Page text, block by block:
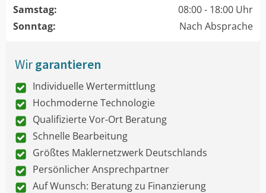
Samstag:
08:00 - 18:00 Uhr
Sonntag:
Nach Absprache
Wirgarantieren
Individuelle Wertermittlung
Hochmoderne Technologie
Qualifizierte Vor-Ort Beratung
Schnelle Bearbeitung
Größtes Maklernetzwerk Deutschlands
Persönlicher Ansprechpartner
Auf Wunsch: Beratung zu Finanzierung